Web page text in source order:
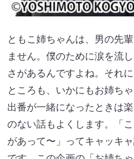
ともこ姉ちゃんは、男の先
ません。僕のために涙を流
さがあるんですよね。それ
ところも、いかにもお姉ち
出番が一緒になったときは
のない話もよくします。「
があって〜」ってキャッキ